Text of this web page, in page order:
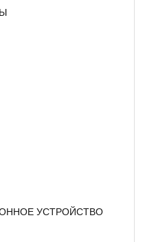
УСТРОЙСТВО